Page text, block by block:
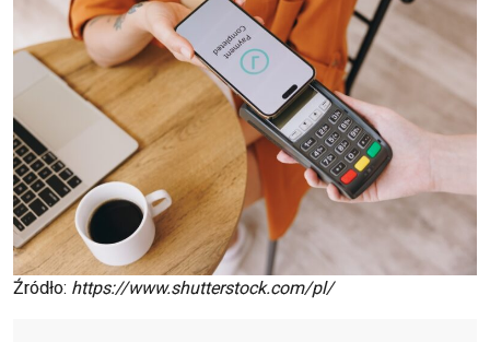
Źródło: https://www.shutterstock.com/pl/